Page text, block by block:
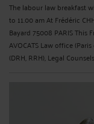
The labour law breakfast
to 11.00 am At Frédéric
Bayard 75008 PARIS This
AVOCATS Law office
(DRH, RRH), Legal